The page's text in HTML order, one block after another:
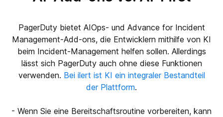
PagerDuty bietet AIOps- und Advance for Incident
Management-Add-ons, die Entwicklern mithilfe von KI
beim Incident-Management helfen sollen. Allerdings
lässt sich PagerDuty auch ohne diese Funktionen
verwenden. Bei ilert ist KI ein integraler Bestandteil
der Plattform.
- Wenn Sie eine Bereitschaftsroutine vorbereiten, kann